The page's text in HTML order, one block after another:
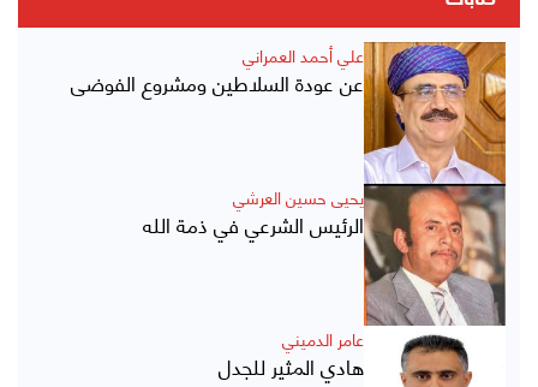
علي أحمد العمراني
عن عودة السلاطين ومشروع الفوضى
يحيى حسين العرشي
الرئيس الشرعي في ذمة الله
عامر الدميني
هادي المثير للجدل